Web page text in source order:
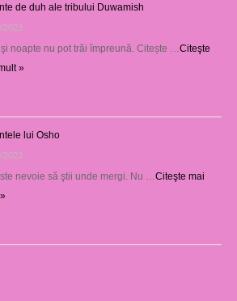
de duh ale tribului Duwamish
2023
noapte nu pot trăi împreună. Citește … Citeşte
»
lui Osho
2023
nevoie să ştii unde mergi. Nu … Citeşte mai